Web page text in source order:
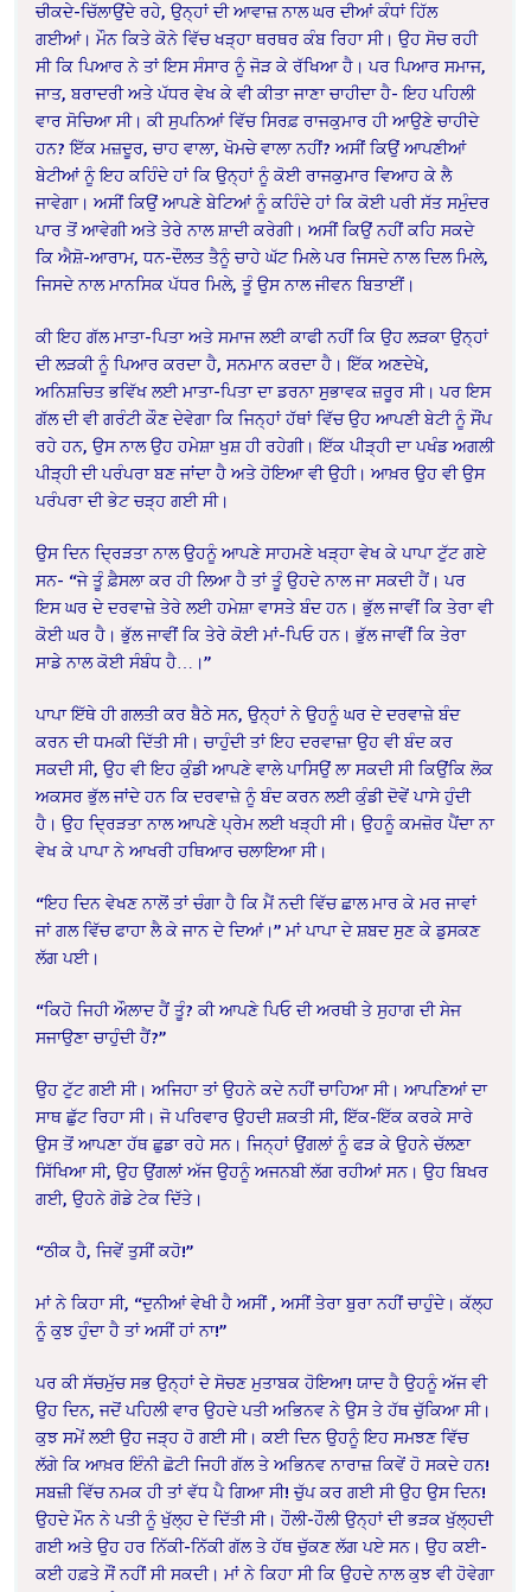
ਚੀਕਦੇ-ਚਿੱਲਾਉਂਦੇ ਰਹੇ, ਉਨ੍ਹਾਂ ਦੀ ਆਵਾਜ਼ ਨਾਲ ਘਰ ਦੀਆਂ ਕੰਧਾਂ ਹਿੱਲ
ਗਈਆਂ। ਮੌਨ ਕਿਤੇ ਕੋਨੇ ਵਿੱਚ ਖੜ੍ਹਾ ਥਰਥਰ ਕੰਬ ਰਿਹਾ ਸੀ। ਉਹ ਸੋਚ ਰਹੀ
ਸੀ ਕਿ ਪਿਆਰ ਨੇ ਤਾਂ ਇਸ ਸੰਸਾਰ ਨੂੰ ਜੋੜ ਕੇ ਰੱਖਿਆ ਹੈ। ਪਰ ਪਿਆਰ ਸਮਾਜ,
ਜਾਤ, ਬਰਾਦਰੀ ਅਤੇ ਪੱਧਰ ਵੇਖ ਕੇ ਵੀ ਕੀਤਾ ਜਾਣਾ ਚਾਹੀਦਾ ਹੈ- ਇਹ ਪਹਿਲੀ
ਵਾਰ ਸੋਚਿਆ ਸੀ। ਕੀ ਸੁਪਨਿਆਂ ਵਿੱਚ ਸਿਰਫ਼ ਰਾਜਕੁਮਾਰ ਹੀ ਆਉਣੇ ਚਾਹੀਦੇ
ਹਨ? ਇੱਕ ਮਜ਼ਦੂਰ, ਚਾਹ ਵਾਲਾ, ਖੋਮਚੇ ਵਾਲਾ ਨਹੀਂ? ਅਸੀਂ ਕਿਉਂ ਆਪਣੀਆਂ
ਬੇਟੀਆਂ ਨੂੰ ਇਹ ਕਹਿੰਦੇ ਹਾਂ ਕਿ ਉਨ੍ਹਾਂ ਨੂੰ ਕੋਈ ਰਾਜਕੁਮਾਰ ਵਿਆਹ ਕੇ ਲੈ
ਜਾਵੇਗਾ। ਅਸੀਂ ਕਿਉਂ ਆਪਣੇ ਬੇਟਿਆਂ ਨੂੰ ਕਹਿੰਦੇ ਹਾਂ ਕਿ ਕੋਈ ਪਰੀ ਸੱਤ ਸਮੁੰਦਰ
ਪਾਰ ਤੋਂ ਆਵੇਗੀ ਅਤੇ ਤੇਰੇ ਨਾਲ ਸ਼ਾਦੀ ਕਰੇਗੀ। ਅਸੀਂ ਕਿਉਂ ਨਹੀਂ ਕਹਿ ਸਕਦੇ
ਕਿ ਐਸ਼ੋ-ਆਰਾਮ, ਧਨ-ਦੌਲਤ ਤੈਨੂੰ ਚਾਹੇ ਘੱਟ ਮਿਲੇ ਪਰ ਜਿਸਦੇ ਨਾਲ ਦਿਲ ਮਿਲੇ,
ਜਿਸਦੇ ਨਾਲ ਮਾਨਸਿਕ ਪੱਧਰ ਮਿਲੇ, ਤੂੰ ਉਸ ਨਾਲ ਜੀਵਨ ਬਿਤਾਈਂ।
ਕੀ ਇਹ ਗੱਲ ਮਾਤਾ-ਪਿਤਾ ਅਤੇ ਸਮਾਜ ਲਈ ਕਾਫੀ ਨਹੀਂ ਕਿ ਉਹ ਲੜਕਾ ਉਨ੍ਹਾਂ
ਦੀ ਲੜਕੀ ਨੂੰ ਪਿਆਰ ਕਰਦਾ ਹੈ, ਸਨਮਾਨ ਕਰਦਾ ਹੈ। ਇੱਕ ਅਣਦੇਖੇ,
ਅਨਿਸ਼ਚਿਤ ਭਵਿੱਖ ਲਈ ਮਾਤਾ-ਪਿਤਾ ਦਾ ਡਰਨਾ ਸੁਭਾਵਕ ਜ਼ਰੂਰ ਸੀ। ਪਰ ਇਸ
ਗੱਲ ਦੀ ਵੀ ਗਰੰਟੀ ਕੌਣ ਦੇਵੇਗਾ ਕਿ ਜਿਨ੍ਹਾਂ ਹੱਥਾਂ ਵਿੱਚ ਉਹ ਆਪਣੀ ਬੇਟੀ ਨੂੰ ਸੌਂਪ
ਰਹੇ ਹਨ, ਉਸ ਨਾਲ ਉਹ ਹਮੇਸ਼ਾ ਖੁਸ਼ ਹੀ ਰਹੇਗੀ। ਇੱਕ ਪੀੜ੍ਹੀ ਦਾ ਪਖੰਡ ਅਗਲੀ
ਪੀੜ੍ਹੀ ਦੀ ਪਰੰਪਰਾ ਬਣ ਜਾਂਦਾ ਹੈ ਅਤੇ ਹੋਇਆ ਵੀ ਉਹੀ। ਆਖ਼ਰ ਉਹ ਵੀ ਉਸ
ਪਰੰਪਰਾ ਦੀ ਭੇਟ ਚੜ੍ਹ ਗਈ ਸੀ।
ਉਸ ਦਿਨ ਦ੍ਰਿੜਤਾ ਨਾਲ ਉਹਨੂੰ ਆਪਣੇ ਸਾਹਮਣੇ ਖੜ੍ਹਾ ਵੇਖ ਕੇ ਪਾਪਾ ਟੁੱਟ ਗਏ
ਸਨ- “ਜੇ ਤੂੰ ਫ਼ੈਸਲਾ ਕਰ ਹੀ ਲਿਆ ਹੈ ਤਾਂ ਤੂੰ ਉਹਦੇ ਨਾਲ ਜਾ ਸਕਦੀ ਹੈਂ। ਪਰ
ਇਸ ਘਰ ਦੇ ਦਰਵਾਜ਼ੇ ਤੇਰੇ ਲਈ ਹਮੇਸ਼ਾ ਵਾਸਤੇ ਬੰਦ ਹਨ। ਭੁੱਲ ਜਾਵੀਂ ਕਿ ਤੇਰਾ ਵੀ
ਕੋਈ ਘਰ ਹੈ। ਭੁੱਲ ਜਾਵੀਂ ਕਿ ਤੇਰੇ ਕੋਈ ਮਾਂ-ਪਿਓ ਹਨ। ਭੁੱਲ ਜਾਵੀਂ ਕਿ ਤੇਰਾ
ਸਾਡੇ ਨਾਲ ਕੋਈ ਸੰਬੰਧ ਹੈ…।”
ਪਾਪਾ ਇੱਥੇ ਹੀ ਗਲਤੀ ਕਰ ਬੈਠੇ ਸਨ, ਉਨ੍ਹਾਂ ਨੇ ਉਹਨੂੰ ਘਰ ਦੇ ਦਰਵਾਜ਼ੇ ਬੰਦ
ਕਰਨ ਦੀ ਧਮਕੀ ਦਿੱਤੀ ਸੀ। ਚਾਹੁੰਦੀ ਤਾਂ ਇਹ ਦਰਵਾਜ਼ਾ ਉਹ ਵੀ ਬੰਦ ਕਰ
ਸਕਦੀ ਸੀ, ਉਹ ਵੀ ਇਹ ਕੁੰਡੀ ਆਪਣੇ ਵਾਲੇ ਪਾਸਿਉਂ ਲਾ ਸਕਦੀ ਸੀ ਕਿਉਂਕਿ ਲੋਕ
ਅਕਸਰ ਭੁੱਲ ਜਾਂਦੇ ਹਨ ਕਿ ਦਰਵਾਜ਼ੇ ਨੂੰ ਬੰਦ ਕਰਨ ਲਈ ਕੁੰਡੀ ਦੋਵੇਂ ਪਾਸੇ ਹੁੰਦੀ
ਹੈ। ਉਹ ਦ੍ਰਿੜਤਾ ਨਾਲ ਆਪਣੇ ਪ੍ਰੇਮ ਲਈ ਖੜ੍ਹੀ ਸੀ। ਉਹਨੂੰ ਕਮਜ਼ੋਰ ਪੈਂਦਾ ਨਾ
ਵੇਖ ਕੇ ਪਾਪਾ ਨੇ ਆਖਰੀ ਹਥਿਆਰ ਚਲਾਇਆ ਸੀ।
“ਇਹ ਦਿਨ ਵੇਖਣ ਨਾਲੋਂ ਤਾਂ ਚੰਗਾ ਹੈ ਕਿ ਮੈਂ ਨਦੀ ਵਿੱਚ ਛਾਲ ਮਾਰ ਕੇ ਮਰ ਜਾਵਾਂ
ਜਾਂ ਗਲ ਵਿੱਚ ਫਾਹਾ ਲੈ ਕੇ ਜਾਨ ਦੇ ਦਿਆਂ।” ਮਾਂ ਪਾਪਾ ਦੇ ਸ਼ਬਦ ਸੁਣ ਕੇ ਡੁਸਕਣ
ਲੱਗ ਪਈ।
“ਕਿਹੋ ਜਿਹੀ ਔਲਾਦ ਹੈਂ ਤੂੰ? ਕੀ ਆਪਣੇ ਪਿਓ ਦੀ ਅਰਥੀ ਤੇ ਸੁਹਾਗ ਦੀ ਸੇਜ
ਸਜਾਉਣਾ ਚਾਹੁੰਦੀ ਹੈਂ?”
ਉਹ ਟੁੱਟ ਗਈ ਸੀ। ਅਜਿਹਾ ਤਾਂ ਉਹਨੇ ਕਦੇ ਨਹੀਂ ਚਾਹਿਆ ਸੀ। ਆਪਣਿਆਂ ਦਾ
ਸਾਥ ਛੁੱਟ ਰਿਹਾ ਸੀ। ਜੋ ਪਰਿਵਾਰ ਉਹਦੀ ਸ਼ਕਤੀ ਸੀ, ਇੱਕ-ਇੱਕ ਕਰਕੇ ਸਾਰੇ
ਉਸ ਤੋਂ ਆਪਣਾ ਹੱਥ ਛੁਡਾ ਰਹੇ ਸਨ। ਜਿਨ੍ਹਾਂ ਉਂਗਲਾਂ ਨੂੰ ਫੜ ਕੇ ਉਹਨੇ ਚੱਲਣਾ
ਸਿੱਖਿਆ ਸੀ, ਉਹ ਉਂਗਲਾਂ ਅੱਜ ਉਹਨੂੰ ਅਜਨਬੀ ਲੱਗ ਰਹੀਆਂ ਸਨ। ਉਹ ਬਿਖਰ
ਗਈ, ਉਹਨੇ ਗੋਡੇ ਟੇਕ ਦਿੱਤੇ।
“ਠੀਕ ਹੈ, ਜਿਵੇਂ ਤੁਸੀਂ ਕਹੋ!”
ਮਾਂ ਨੇ ਕਿਹਾ ਸੀ, “ਦੁਨੀਆਂ ਵੇਖੀ ਹੈ ਅਸੀਂ , ਅਸੀਂ ਤੇਰਾ ਬੁਰਾ ਨਹੀਂ ਚਾਹੁੰਦੇ। ਕੱਲ੍ਹ
ਨੂੰ ਕੁਝ ਹੁੰਦਾ ਹੈ ਤਾਂ ਅਸੀਂ ਹਾਂ ਨਾ!”
ਪਰ ਕੀ ਸੱਚਮੁੱਚ ਸਭ ਉਨ੍ਹਾਂ ਦੇ ਸੋਚਣ ਮੁਤਾਬਕ ਹੋਇਆ! ਯਾਦ ਹੈ ਉਹਨੂੰ ਅੱਜ ਵੀ
ਉਹ ਦਿਨ, ਜਦੋਂ ਪਹਿਲੀ ਵਾਰ ਉਹਦੇ ਪਤੀ ਅਭਿਨਵ ਨੇ ਉਸ ਤੇ ਹੱਥ ਚੁੱਕਿਆ ਸੀ।
ਕੁਝ ਸਮੇਂ ਲਈ ਉਹ ਜੜ੍ਹ ਹੋ ਗਈ ਸੀ। ਕਈ ਦਿਨ ਉਹਨੂੰ ਇਹ ਸਮਝਣ ਵਿੱਚ
ਲੱਗੇ ਕਿ ਆਖ਼ਰ ਇੰਨੀ ਛੋਟੀ ਜਿਹੀ ਗੱਲ ਤੇ ਅਭਿਨਵ ਨਾਰਾਜ਼ ਕਿਵੇਂ ਹੋ ਸਕਦੇ ਹਨ!
ਸਬਜ਼ੀ ਵਿੱਚ ਨਮਕ ਹੀ ਤਾਂ ਵੱਧ ਪੈ ਗਿਆ ਸੀ! ਚੁੱਪ ਕਰ ਗਈ ਸੀ ਉਹ ਉਸ ਦਿਨ!
ਉਹਦੇ ਮੌਨ ਨੇ ਪਤੀ ਨੂੰ ਖੁੱਲ੍ਹ ਦੇ ਦਿੱਤੀ ਸੀ। ਹੌਲੀ-ਹੌਲੀ ਉਨ੍ਹਾਂ ਦੀ ਭੜਕ ਖੁੱਲ੍ਹਦੀ
ਗਈ ਅਤੇ ਉਹ ਹਰ ਨਿੱਕੀ-ਨਿੱਕੀ ਗੱਲ ਤੇ ਹੱਥ ਚੁੱਕਣ ਲੱਗ ਪਏ ਸਨ। ਉਹ ਕਈ-
ਕਈ ਹਫ਼ਤੇ ਸੌਂ ਨਹੀਂ ਸੀ ਸਕਦੀ। ਮਾਂ ਨੇ ਕਿਹਾ ਸੀ ਕਿ ਉਹਦੇ ਨਾਲ ਕੁਝ ਵੀ ਹੋਵੇਗਾ